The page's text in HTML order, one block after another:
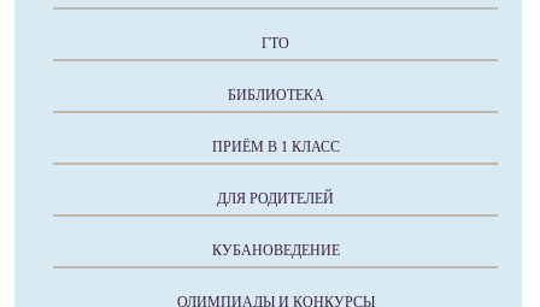
ГТО
БИБЛИОТЕКА
ПРИЁМ В 1 КЛАСС
ДЛЯ РОДИТЕЛЕЙ
КУБАНОВЕДЕНИЕ
ОЛИМПИАДЫ И КОНКУРСЫ